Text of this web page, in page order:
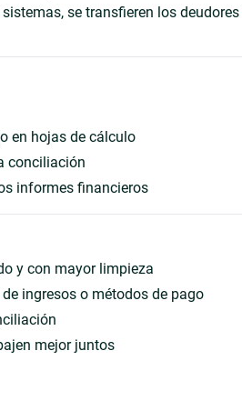
se transfieren los deudores
en hojas de cálculo
conciliación
informes financieros
y con mayor limpieza
ingresos o métodos de pago
mejor juntos